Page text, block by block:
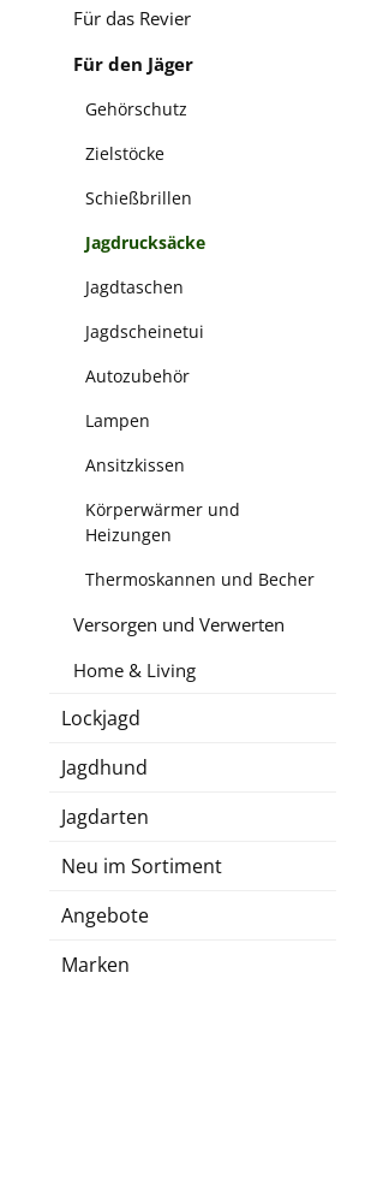
Für das Revier
Für den Jäger
Gehörschutz
Zielstöcke
Schießbrillen
Jagdrucksäcke
Jagdtaschen
Jagdscheinetui
Autozubehör
Lampen
Ansitzkissen
Körperwärmer und
Heizungen
Thermoskannen und Becher
Versorgen und Verwerten
Home & Living
Lockjagd
Jagdhund
Jagdarten
Neu im Sortiment
Angebote
Marken